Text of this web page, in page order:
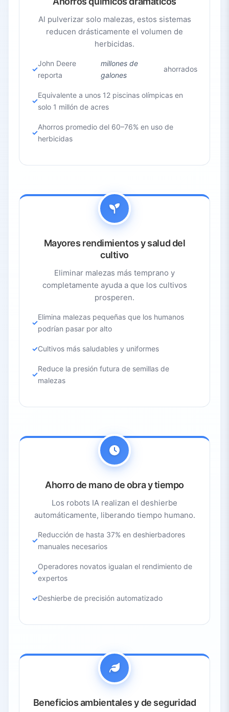
Al pulverizar solo malezas, estos sistemas
reducen drásticamente el volumen de
herbicidas.
John Deere
reporta
millones de
galones
ahorrados
Equivalente a unos 12 piscinas olímpicas en
solo 1 millón de acres
Ahorros promedio del 60–76% en uso de
herbicidas
Mayores rendimientos y salud del
cultivo
Eliminar malezas más temprano y
completamente ayuda a que los cultivos
prosperen.
Elimina malezas pequeñas que los humanos
podrían pasar por alto
Cultivos más saludables y uniformes
Reduce la presión futura de semillas de
malezas
Ahorro de mano de obra y tiempo
Los robots IA realizan el deshierbe
automáticamente, liberando tiempo humano.
Reducción de hasta 37% en deshierbadores
manuales necesarios
Operadores novatos igualan el rendimiento de
expertos
Deshierbe de precisión automatizado
Beneficios ambientales y de seguridad